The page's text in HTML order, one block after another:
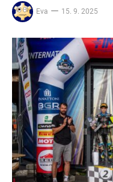
Eva 15. 9. 2025